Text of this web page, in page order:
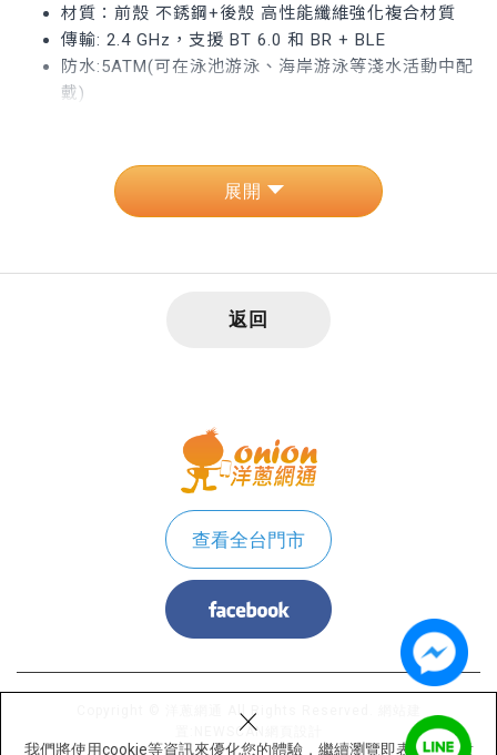
我們將使用cookie等資訊來優化您的體驗，繼續瀏覽即表示您同意
×
材質：前殼 不銹鋼+後殼 高性能纖維強化複合材質
傳輸: 2.4 GHz，支援 BT 6.0 和 BR + BLE
防水:5ATM(可在泳池游泳、海岸游泳等淺水活動中配
戴)
達 7 天，開啟 AOD 功能後最長可達 5 天，戶外運動
模式下最長可達 25 小時。
重量：大約 51.3 g（不含錶帶）
顯示螢幕：1.47 吋 AMOLED 彩色螢幕；解析度 466
× 466 pixels，PPI 317
材質：前殼 不銹鋼+後殼 高性能纖維強化複合材質
傳輸: 2.4 GHz，支援 BT 6.0 和 BR + BLE
防水:5ATM(可在泳池游泳、海岸游泳等淺水活動中配
GPS:支援GPS
電池:電池續航力最長可達 21 天，常規使用時最長可
達 12 天，開啟 AOD 功能後最長可達 7 天，戶外運動
模式下最長可達 40 小時。
作業系統OS：Android™ 9.0及以上；iOS 13.0及以上
支援超過 100 種訓練類型
返回
查看全台門市
Copyright © 洋蔥網通 All Rights Reserved.
NEWSCAN網頁設計